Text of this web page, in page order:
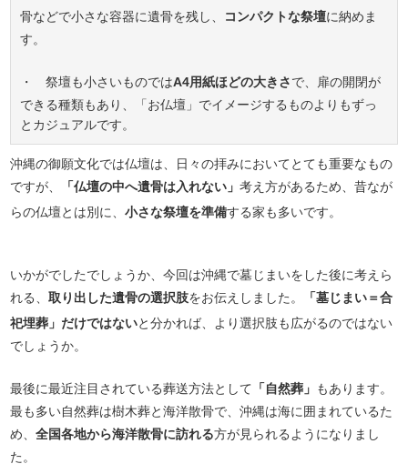
骨などで小さな容器に遺骨を残し、
コンパクトな祭壇に納めま
す。
・ 祭壇も小さいものではA4用紙ほどの大きさで、扉の開閉が
できる種類もあり、「お仏壇」でイメージするものよりもずっ
とカジュアルです。
沖縄の御願文化では仏壇は、日々の拝みにおいてとても重要なもの
ですが、
「仏壇の中へ遺骨は入れない」考え方があるため、昔なが
らの仏壇とは別に、小さな祭壇を準備する家も多いです。
いかがでしたでしょうか、今回は沖縄で墓じまいをした後に考えら
れる、取り出した遺骨の選択肢をお伝えしました。
「墓じまい＝合
祀埋葬」だけではないと分かれば、より選択肢も広がるのではない
でしょうか。
最後に最近注目されている葬送方法として 「自然葬」 もあります。
最も多い自然葬は樹木葬と海洋散骨で、沖縄は海に囲まれているた
め、全国各地から海洋散骨に訪れる方が見られるようになりまし
た。